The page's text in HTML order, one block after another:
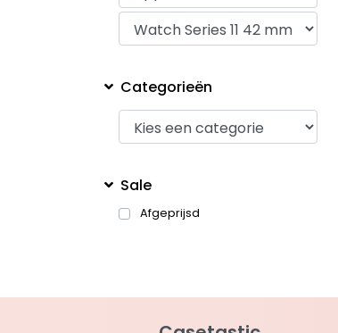
Categorieën
Sale
Afgeprijsd